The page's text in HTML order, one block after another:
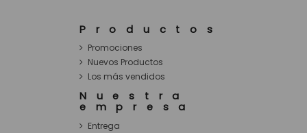
Productos
Promociones
Nuevos Productos
Los más vendidos
Nuestra
empresa
Entrega